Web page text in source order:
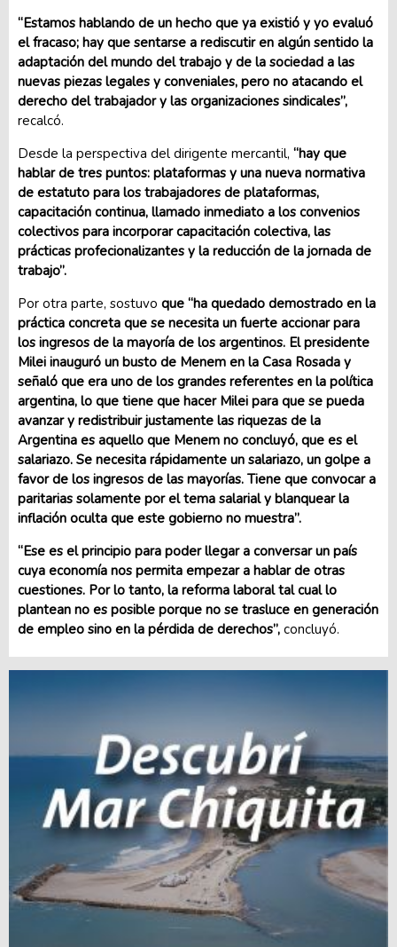
“Estamos hablando de un hecho que ya existió y yo evaluó
el fracaso; hay que sentarse a rediscutir en algún sentido la
adaptación del mundo del trabajo y de la sociedad a las
nuevas piezas legales y conveniales, pero no atacando el
derecho del trabajador y las organizaciones sindicales”,
recalcó.
Desde la perspectiva del dirigente mercantil, “hay que
hablar de tres puntos: plataformas y una nueva normativa
de estatuto para los trabajadores de plataformas,
capacitación continua, llamado inmediato a los convenios
colectivos para incorporar capacitación colectiva, las
prácticas profecionalizantes y la reducción de la jornada de
trabajo”.
Por otra parte, sostuvo que “ha quedado demostrado en la
práctica concreta que se necesita un fuerte accionar para
los ingresos de la mayoría de los argentinos. El presidente
Milei inauguró un busto de Menem en la Casa Rosada y
señaló que era uno de los grandes referentes en la política
argentina, lo que tiene que hacer Milei para que se pueda
avanzar y redistribuir justamente las riquezas de la
Argentina es aquello que Menem no concluyó, que es el
salariazo. Se necesita rápidamente un salariazo, un golpe a
favor de los ingresos de las mayorías. Tiene que convocar a
paritarias solamente por el tema salarial y blanquear la
inflación oculta que este gobierno no muestra”.
“Ese es el principio para poder llegar a conversar un país
cuya economía nos permita empezar a hablar de otras
cuestiones. Por lo tanto, la reforma laboral tal cual lo
plantean no es posible porque no se trasluce en generación
de empleo sino en la pérdida de derechos”, concluyó.